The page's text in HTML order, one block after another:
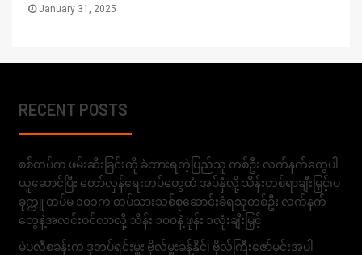
January 31, 2025
RECENT POSTS
စစ်တပ်က ဖမ်းဆီးခြင်းကို ခံထားရတဲ့ပြည်သူ တစ်ဦး လက်နက်တွေပါ
ယူဆောင်ပြီး တော်လှန်ရေးတပ်တွေထံ အပ်နှံလို့ သိန်းတစ်ရာချီးမြှင့်၊ပ
ခုက္ကူ တပ်မ ၁၀၁က တပ်သားသစ်စုဆောင်းခံရသူတစ်ဦး လက်နက်
တွေနဲ့အလင်းဝင်လာလို့ သိန်း ၁၀၀နဲ့ ဖုန်း ၁လုံးချီးမြှင့်
မဲပလီစခန်းက ဒုတပ်ရင်းမှူး ဗိုလ်မှူးခန့်နိုင်၊ ဗိုလ်ကြီးဇော်မင်းအပါ